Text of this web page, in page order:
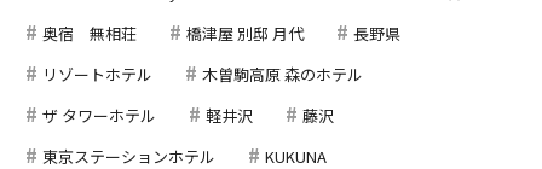
奥宿 無相荘
橋津屋 別邸 月代
長野県
リゾートホテル
木曽駒高原 森のホテル
ザ タワーホテル
軽井沢
藤沢
東京ステーションホテル
KUKUNA